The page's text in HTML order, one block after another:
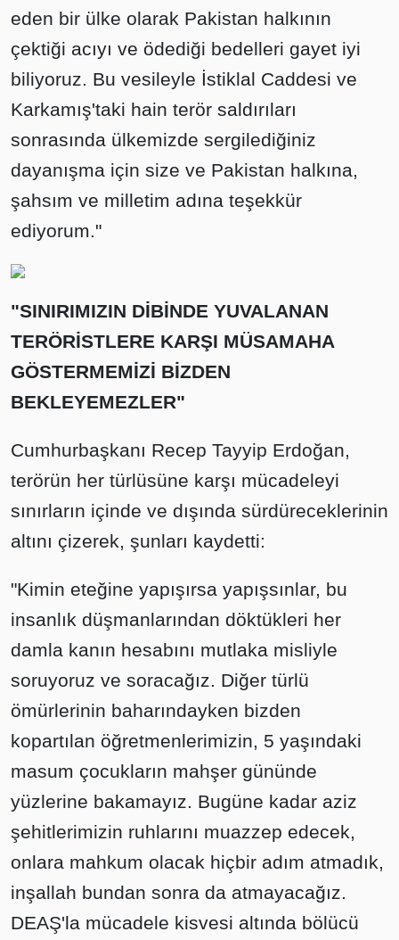
eden bir ülke olarak Pakistan halkının
çektiği acıyı ve ödediği bedelleri gayet iyi
biliyoruz. Bu vesileyle İstiklal Caddesi ve
Karkamış'taki hain terör saldırıları
sonrasında ülkemizde sergilediğiniz
dayanışma için size ve Pakistan halkına,
şahsım ve milletim adına teşekkür
ediyorum."
"SINIRIMIZIN DİBİNDE YUVALANAN
TERÖRİSTLERE KARŞI MÜSAMAHA
GÖSTERMEMİZİ BİZDEN
BEKLEYEMEZLER"
Cumhurbaşkanı Recep Tayyip Erdoğan,
terörün her türlüsüne karşı mücadeleyi
sınırların içinde ve dışında sürdüreceklerinin
altını çizerek, şunları kaydetti:
"Kimin eteğine yapışırsa yapışsınlar, bu
insanlık düşmanlarından döktükleri her
damla kanın hesabını mutlaka misliyle
soruyoruz ve soracağız. Diğer türlü
ömürlerinin baharındayken bizden
kopartılan öğretmenlerimizin, 5 yaşındaki
masum çocukların mahşer gününde
yüzlerine bakamayız. Bugüne kadar aziz
şehitlerimizin ruhlarını muazzep edecek,
onlara mahkum olacak hiçbir adım atmadık,
inşallah bundan sonra da atmayacağız.
DEAŞ'la mücadele kisvesi altında bölücü